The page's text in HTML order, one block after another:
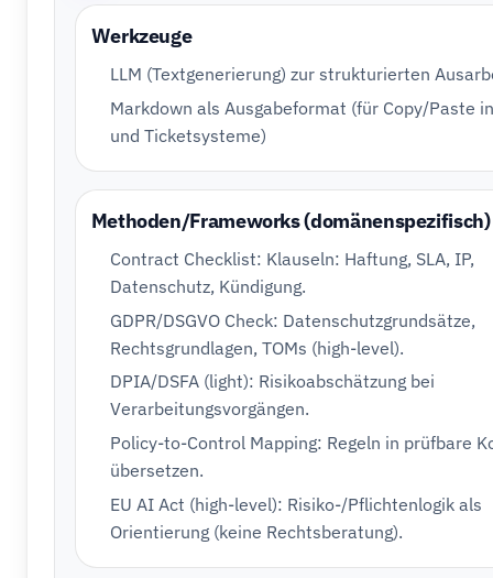
Werkzeuge
LLM (Textgenerierung) zur strukturierten
Markdown als Ausgabeformat (für Copy/Paste
und Ticketsysteme)
Methoden/Frameworks (domänenspezifisch)
Contract Checklist: Klauseln: Haftung, SLA, IP,
Datenschutz, Kündigung.
GDPR/DSGVO Check: Datenschutzgrundsätze,
Rechtsgrundlagen, TOMs (high-level).
DPIA/DSFA (light): Risikoabschätzung bei
Verarbeitungsvorgängen.
Policy-to-Control Mapping: Regeln in prüfbare
übersetzen.
EU AI Act (high-level): Risiko-/Pflichtenlogik als
Orientierung (keine Rechtsberatung).